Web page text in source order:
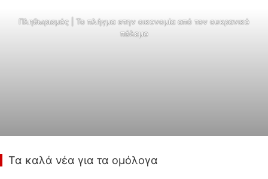
Πληθωρισμός | Το πλήγμα στην οικονομία από τον ουκρανικό
πόλεμο
Τα καλά νέα για τα ομόλογα